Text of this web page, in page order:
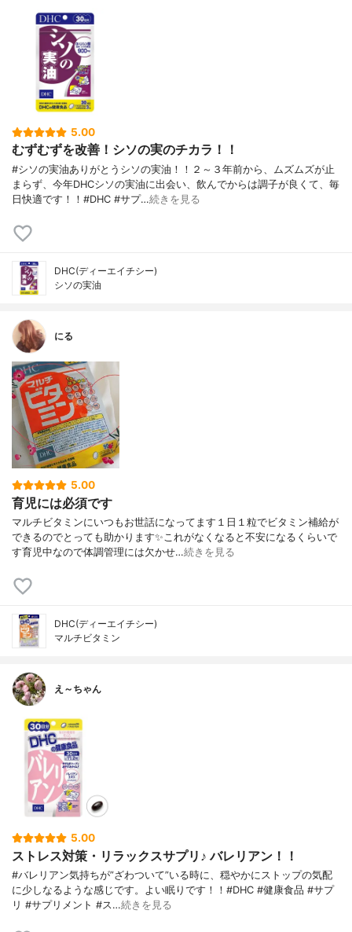
5.00
むずむずを改善！シソの実のチカラ！！
#シソの実油ありがとうシソの実油！！２～３年前から、ムズムズが止
まらず、今年DHCシソの実油に出会い、飲んでからは調子が良くて、毎
日快適です！！#DHC #サプ…続きを見る
DHC(ディーエイチシー)
シソの実油
にる
5.00
育児には必須です
マルチビタミンにいつもお世話になってます１日１粒でビタミン補給が
できるのでとっても助かります✨これがなくなると不安になるくらいで
す育児中なので体調管理には欠かせ…続きを見る
DHC(ディーエイチシー)
マルチビタミン
え～ちゃん
5.00
ストレス対策・リラックスサプリ♪ バレリアン！！
#バレリアン気持ちが”ざわついて”いる時に、穏やかにストップの気配
に少しなるような感じです。よい眠りです！！#DHC #健康食品 #サプ
リ #サプリメント #ス…続きを見る